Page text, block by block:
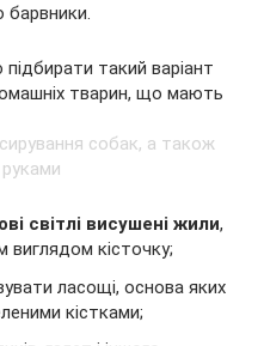
барвники.
такий варіант
тварин, що мають
світлі висушені жили,
виглядом кісточку;
ласощі, основа яких
кістками;